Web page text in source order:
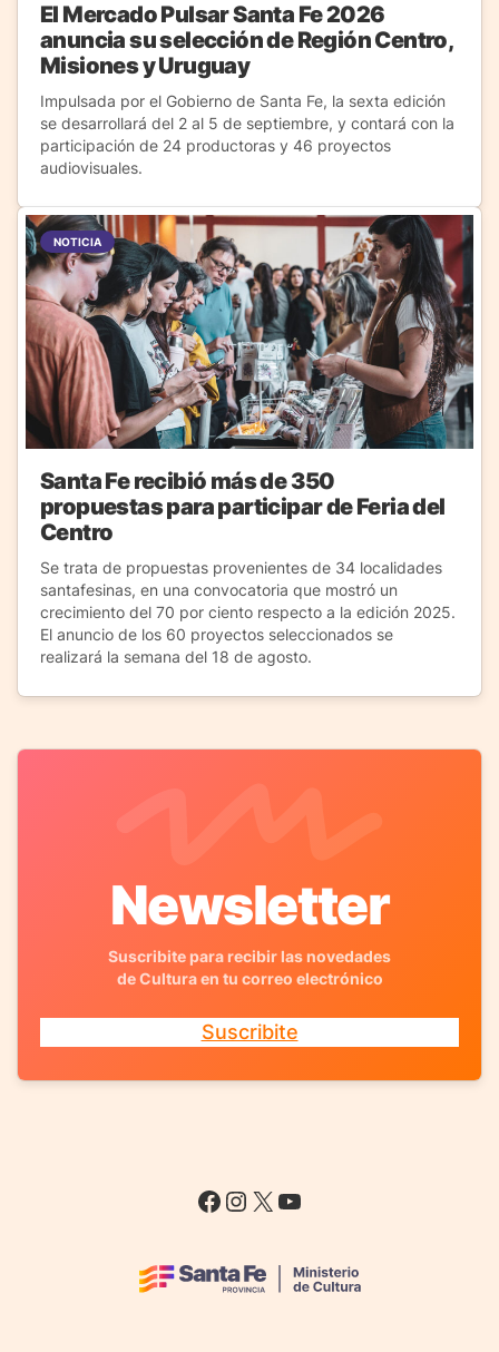
El Mercado Pulsar Santa Fe 2026
anuncia su selección de Región Centro,
Misiones y Uruguay
Impulsada por el Gobierno de Santa Fe, la sexta edición
se desarrollará del 2 al 5 de septiembre, y contará con la
participación de 24 productoras y 46 proyectos
audiovisuales.
NOTICIA
Santa Fe recibió más de 350
propuestas para participar de Feria del
Centro
Se trata de propuestas provenientes de 34 localidades
santafesinas, en una convocatoria que mostró un
crecimiento del 70 por ciento respecto a la edición 2025.
El anuncio de los 60 proyectos seleccionados se
realizará la semana del 18 de agosto.
Newsletter
Suscribite para recibir las novedades
de Cultura en tu correo electrónico
Suscribite
Facebook
Instagram
X YouTube